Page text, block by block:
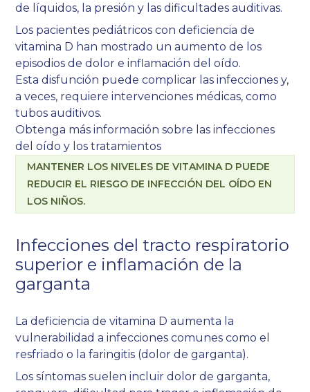
de líquidos, la presión y las dificultades auditivas.
Los pacientes pediátricos con deficiencia de
vitamina D han mostrado un aumento de los
episodios de dolor e inflamación del oído.
Esta disfunción puede complicar las infecciones y,
a veces, requiere intervenciones médicas, como
tubos auditivos.
Obtenga más información sobre las infecciones
del oído y los tratamientos
MANTENER LOS NIVELES DE VITAMINA D PUEDE
REDUCIR EL RIESGO DE INFECCIÓN DEL OÍDO EN
LOS NIÑOS.
Infecciones del tracto respiratorio
superior e inflamación de la
garganta
La deficiencia de vitamina D aumenta la
vulnerabilidad a infecciones comunes como el
resfriado o la faringitis (dolor de garganta).
Los síntomas suelen incluir dolor de garganta,